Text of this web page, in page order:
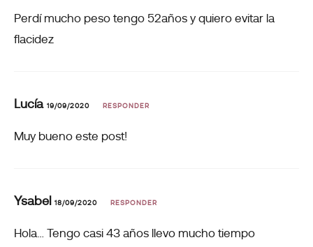
Perdí mucho peso tengo 52años y quiero evitar la
flacidez
Lucía 19/09/2020 RESPONDER
Muy bueno este post!
Ysabel 18/09/2020 RESPONDER
Hola… Tengo casi 43 años llevo mucho tiempo